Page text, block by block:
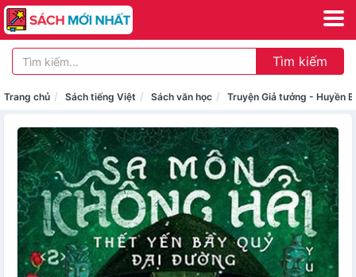
Tìm kiếm
Trang chủ Sách tiếng Việt Sách văn học Truyện Giả tưởng - Huyền